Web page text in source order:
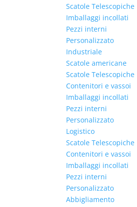
Scatole Telescopiche
Imballaggi incollati
Pezzi interni
Personalizzato
Industriale
Scatole americane
Scatole Telescopiche
Contenitori e vassoi
Imballaggi incollati
Pezzi interni
Personalizzato
Logistico
Scatole Telescopiche
Contenitori e vassoi
Imballaggi incollati
Pezzi interni
Personalizzato
Abbigliamento